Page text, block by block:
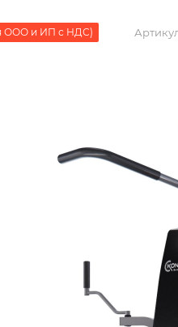
ООО и ИП с НДС)